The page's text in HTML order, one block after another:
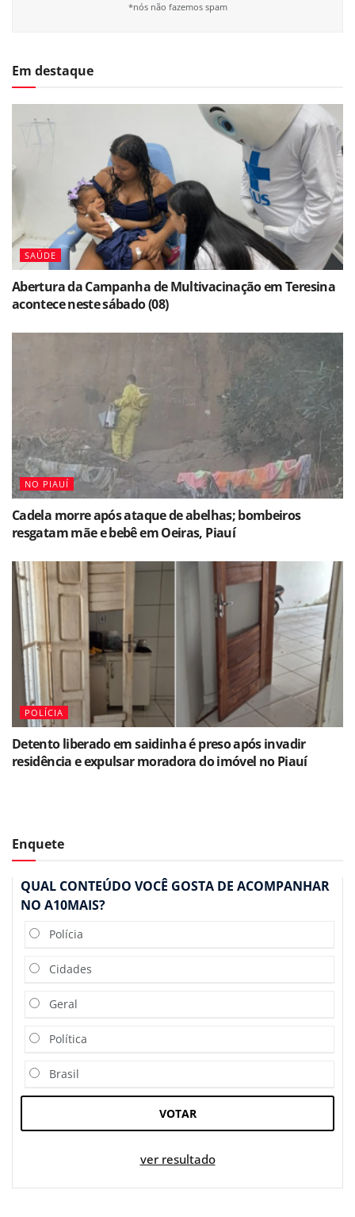
*nós não fazemos spam
Em destaque
SAÚDE
Abertura da Campanha de Multivacinação em Teresina
acontece neste sábado (08)
NO PIAUÍ
Cadela morre após ataque de abelhas; bombeiros
resgatam mãe e bebê em Oeiras, Piauí
POLÍCIA
Detento liberado em saidinha é preso após invadir
residência e expulsar moradora do imóvel no Piauí
Enquete
QUAL CONTEÚDO VOCÊ GOSTA DE ACOMPANHAR
NO A10MAIS?
Polícia
Cidades
Geral
Política
Brasil
VOTAR
ver resultado